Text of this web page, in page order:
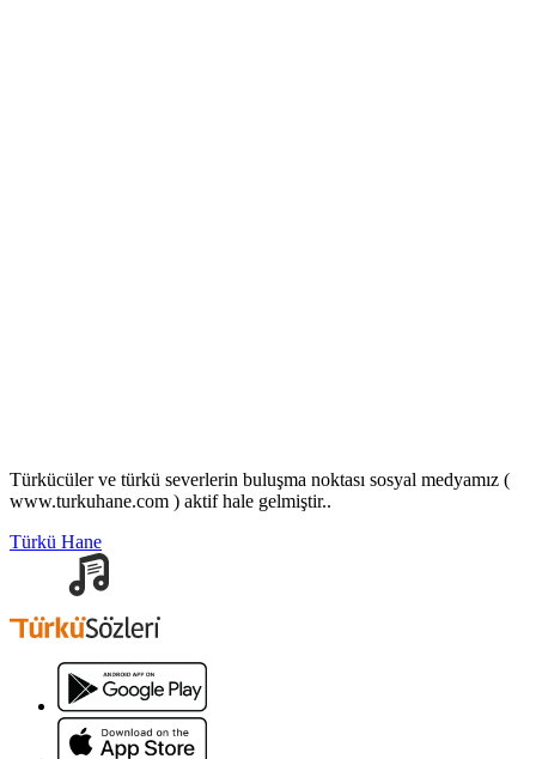
Türkücüler ve türkü severlerin buluşma noktası sosyal medyamız (
www.turkuhane.com ) aktif hale gelmiştir..
Türkü Hane